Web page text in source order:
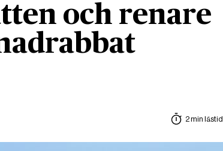
och renare
2 min lästid